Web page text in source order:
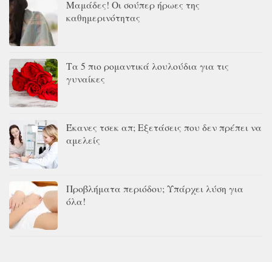
Μαμάδες! Οι σούπερ ήρωες της
καθημερινότητας
Τα 5 πιο ρομαντικά λουλούδια για τις
γυναίκες
Έκανες τσεκ απ; Εξετάσεις που δεν πρέπει να
αμελείς
Προβλήματα περιόδου; Υπάρχει λύση για
όλα!